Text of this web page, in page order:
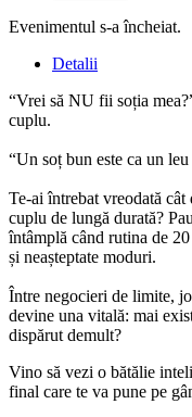
Evenimentul s-a încheiat.
Detalii
“Vrei să NU fii soția
cuplu.
“Un soț bun este ca un
Te-ai întrebat vreodată
cuplu de lungă durată?
întâmplă când rutina de
și neașteptate moduri.
Între negocieri de limite,
devine una vitală: mai
dispărut demult?
Vino să vezi o bătălie
final care te va pune pe